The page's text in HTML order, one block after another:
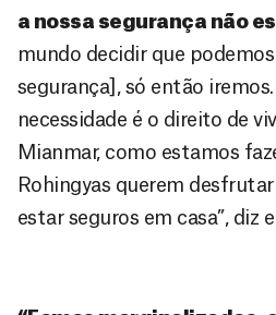
a nossa segurança não
mundo decidir que
segurança], só então
necessidade é o direito de
Mianmar, como estamos
Rohingyas querem
estar seguros em casa”, diz